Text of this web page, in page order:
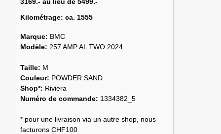
Kilométrage: ca. 1555
Marque: BMC
Modèle: 257 AMP AL TWO 2024
Taille: M
Couleur: POWDER SAND
Shop*: Riviera
Numéro de commande: 1334382_5
* pour une livraison via un autre shop, nous
facturons CHF100